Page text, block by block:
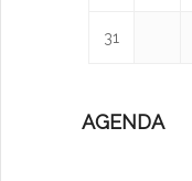
31
AGENDA